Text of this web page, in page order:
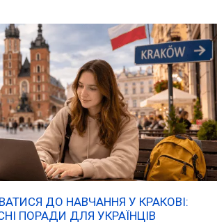
ДО НАВЧАННЯ У КРАКОВІ:
ПОРАДИ ДЛЯ УКРАЇНЦІВ